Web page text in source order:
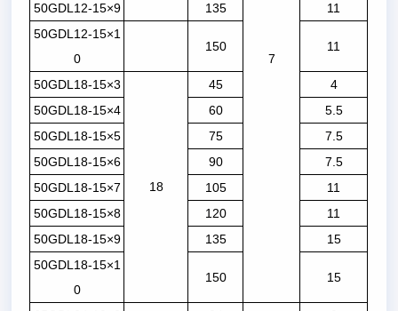
7
50GDL12-15×9
135
11
50GDL12-15×1
0
150 11
50GDL18-15×3
18
45
4
50GDL18-15×4
60
5.5
50GDL18-15×5
75
7.5
50GDL18-15×6
90
7.5
50GDL18-15×7
105
11
50GDL18-15×8
120
11
50GDL18-15×9
135
15
50GDL18-15×1
0
150 15